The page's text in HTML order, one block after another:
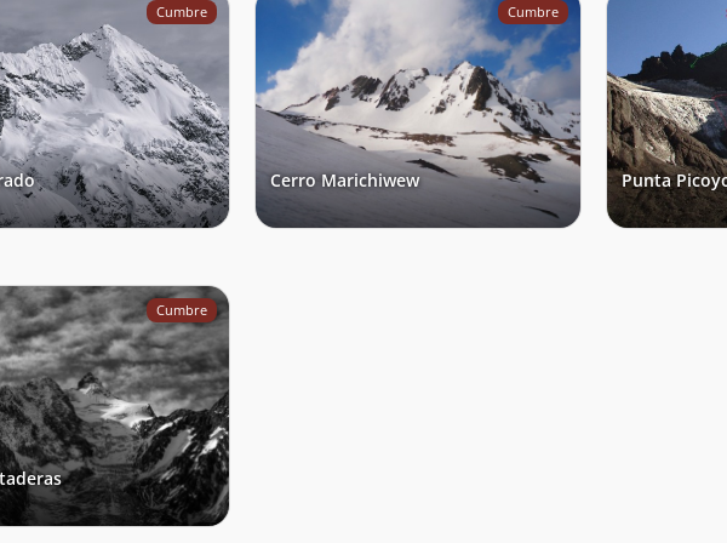
Cumbre Cumbre
Cerro Marichiwew Punta
Cumbre